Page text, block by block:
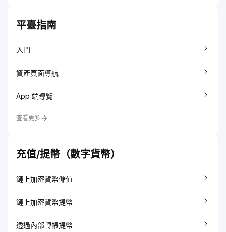
平臺指南
入門
資產頁面導航
App 端導覽
查看更多
充值/提幣（數字貨幣）
鏈上加密貨幣儲值
鏈上加密貨幣提幣
透過內部轉帳提幣